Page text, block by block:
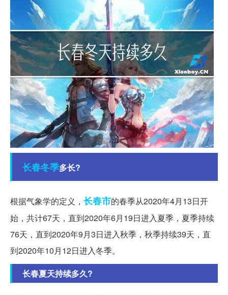
长春冬季多长?
根据气象学的定义， 长春市的春季从2020年4月13日开
始，共计67天，直到2020年6月19日进入夏季，夏季持续
76天，直到2020年9月3日进入秋季，秋季持续39天，直
到2020年10月12日进入冬季。
长春夏天持续多久?